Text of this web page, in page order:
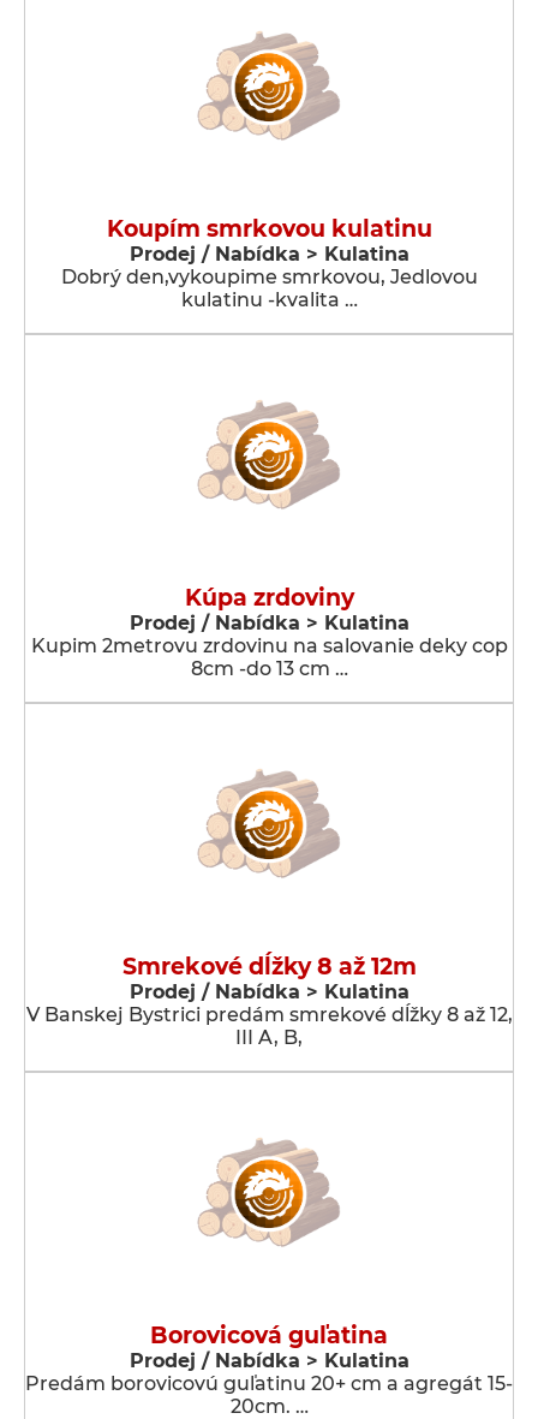
Koupím smrkovou kulatinu
Prodej / Nabídka > Kulatina
Dobrý den,vykoupime smrkovou, Jedlovou
kulatinu -kvalita …
Kúpa zrdoviny
Prodej / Nabídka > Kulatina
Kupim 2metrovu zrdovinu na salovanie deky cop
8cm -do 13 cm …
Smrekové dĺžky 8 až 12m
Prodej / Nabídka > Kulatina
V Banskej Bystrici predám smrekové dĺžky 8 až 12,
III A, B,
Borovicová guľatina
Prodej / Nabídka > Kulatina
Predám borovicovú guľatinu 20+ cm a agregát 15-
20cm. …